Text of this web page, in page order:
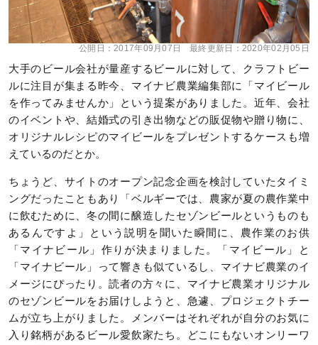
公開日：2017年09月07日 最終更新日： 2020年02月05日
大手のビール会社が量産するビールに対して、クラフトビー
ルに注目が集まる昨今、マイナビ農業編集部に「マイビール
を作ってみませんか」という提案がありました。近年、会社
のイベントや、結婚式の引き出物などの販促物や贈り物に、
オリジナルレシピのマイビールをプレゼントするケースも増
えているのだとか。
ちょうど、サイトのオープン記念企画を検討していたタイミ
ングだったこともあり「ベルギーでは、農家が夏の農作業中
に飲むために、冬の間に醸造したセゾンビールというものも
あるんですよ」という説明を聞いた瞬間に、農作業のお供
「マイナビール」作りが決まりました。「マイビール」と
「マイナビール」って響きも似ているし、マイナビ農業のイ
メージにぴったり。読者の方々に、マイナビ農業オリジナル
のセゾンビールをお届けしようと、急遽、プロジェクトチー
ムが立ち上がりました。メンバーはそれぞれが自分のお気に
入り銘柄があるビール愛飲家たち。どこにもないオンリーワ